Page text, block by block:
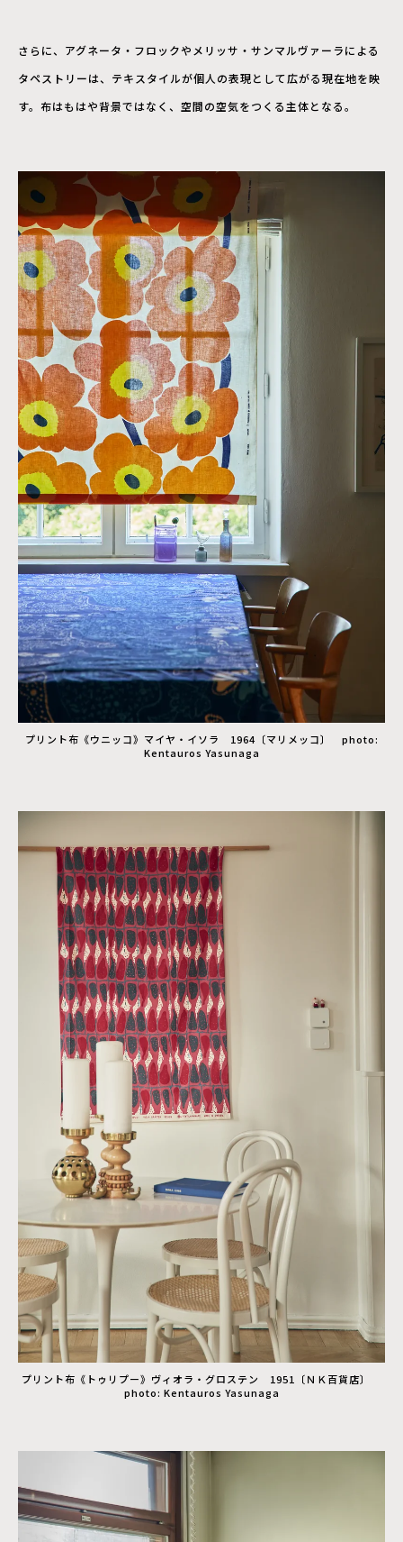
さらに、アグネータ・フロックやメリッサ・サンマルヴァーラによる
タペストリーは、テキスタイルが個人の表現として広がる現在地を映
す。布はもはや背景ではなく、空間の空気をつくる主体となる。
プリント布《ウニッコ》マイヤ・イソラ 1964〔マリメッコ〕 photo:
Kentauros Yasunaga
プリント布《トゥリプー》ヴィオラ・グロステン 1951〔ＮＫ百貨店〕
photo: Kentauros Yasunaga